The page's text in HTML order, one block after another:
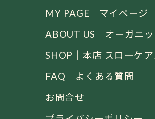
MY PAGE｜マイページ
ABOUT US｜オーガニ
SHOP｜本店 スローケ
FAQ｜よくある質問
お問合せ